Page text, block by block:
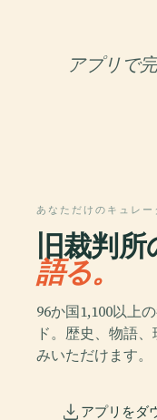
アプリで
あなただけのキュレー
旧裁判所
語る。
96か国1,100以上
ド。歴史、物語
みいただけます。
アプリをダ